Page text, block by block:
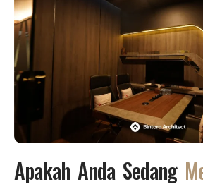
Apakah Anda Sedang